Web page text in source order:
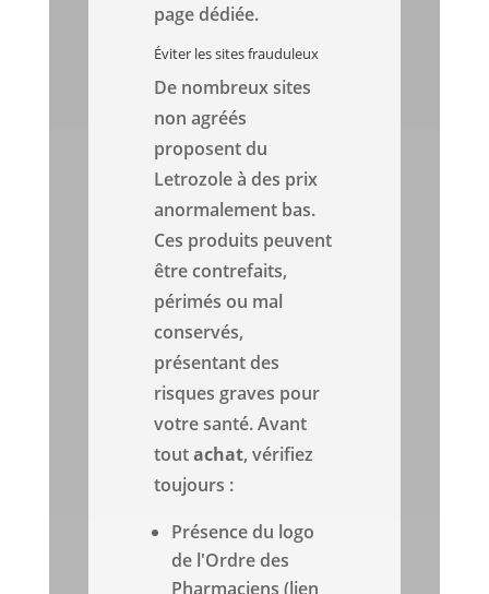
page dédiée.
Éviter les sites frauduleux
De nombreux sites
non agréés
proposent du
Letrozole à des prix
anormalement bas.
Ces produits peuvent
être contrefaits,
périmés ou mal
conservés,
présentant des
risques graves pour
votre santé. Avant
toutachat, vérifiez
toujours :
Présence du logo
de l'Ordre des
Pharmaciens (lien